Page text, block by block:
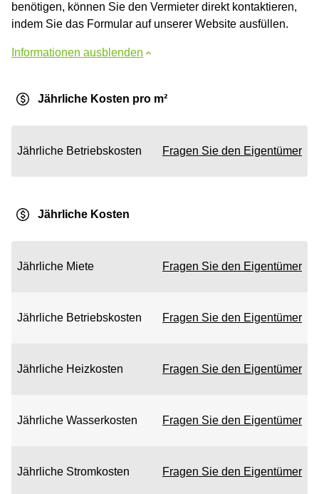
benötigen, können Sie den Vermieter direkt kontaktieren,
indem Sie das Formular auf unserer Website ausfüllen.
Informationen ausblenden
Jährliche Kosten pro m²
Jährliche Betriebskosten Fragen Sie den Eigentümer
Jährliche Kosten
Jährliche Miete Fragen Sie den Eigentümer
Jährliche Betriebskosten Fragen Sie den Eigentümer
Jährliche Heizkosten Fragen Sie den Eigentümer
Jährliche Wasserkosten Fragen Sie den Eigentümer
Jährliche Stromkosten Fragen Sie den Eigentümer